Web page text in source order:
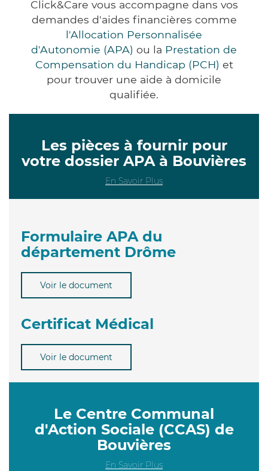
Click&Care vous accompagne dans vos
demandes d'aides financières comme
l'Allocation Personnalisée
d'Autonomie (APA) ou la Prestation de
Compensation du Handicap (PCH) et
pour trouver une aide à domicile
qualifiée.
Les pièces à fournir pour
votre dossier APA à Bouvières
En Savoir Plus
Formulaire APA du
département Drôme
Voir le document
Certificat Médical
Voir le document
Le Centre Communal
d'Action Sociale (CCAS) de
Bouvières
En Savoir Plus